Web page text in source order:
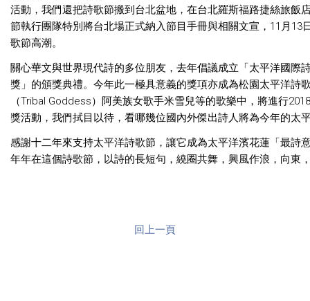
活動，我們還把詩歌節搬到台北盆地，在台北羅斯福路捷絲旅
節執行團隊特別將台北場正式納入節目手冊與相關文宣，11月
歌節高潮。
關心華文與世界現代詩的多位朋友，去年倡議成立「太平洋國際
獎」的頒獎典禮。今年此一極具意義的獎項亦成為松園太平洋詩
（Tribal Goddess）阿美族女歌手米雪兒等的歌樂中，將進行
獎活動，我們拭目以待，看哪幾位國內外傑出詩人將為今年的太
感謝十二年來支持太平洋詩歌節，讓它成為太平洋濱花蓮「最
年年在這個詩歌節，以詩的長短句，繞圈共舞，興風作浪，向東
回上一頁